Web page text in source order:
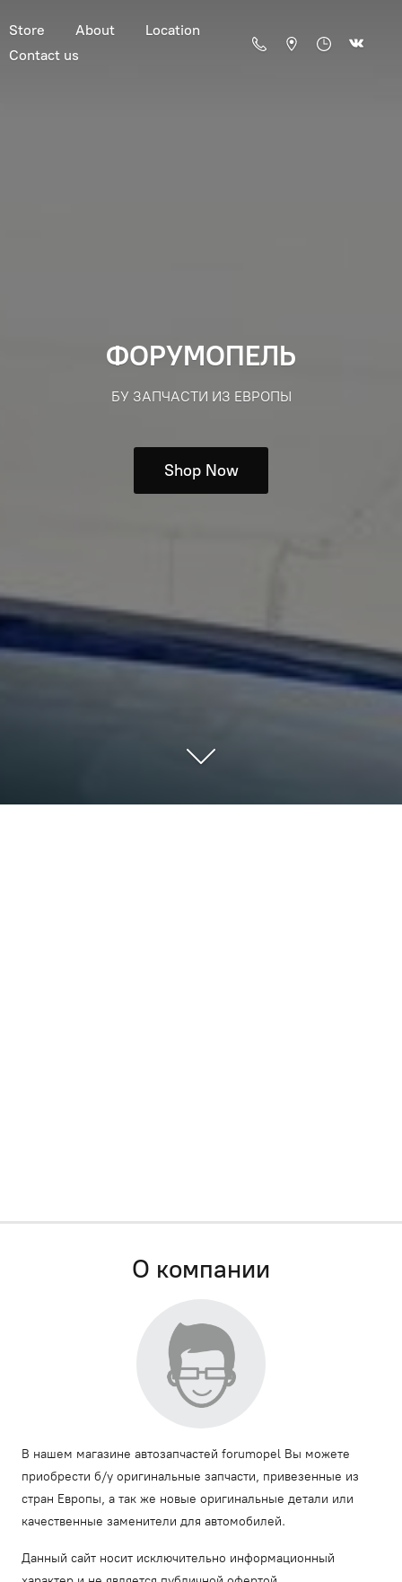
Store About
Location
Contact us
ФОРУМОПЕЛЬ
БУ ЗАПЧАСТИ ИЗ ЕВРОПЫ
Shop Now
О компании
В нашем магазине автозапчастей forumopel Вы можете
приобрести б/у оригинальные запчасти, привезенные из
стран Европы, а так же новые оригинальные детали или
качественные заменители для автомобилей.
Данный сайт носит исключительно информационный